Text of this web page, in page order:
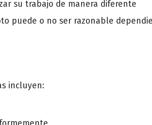
su trabajo de manera diferente
puede o no ser razonable
incluyen: